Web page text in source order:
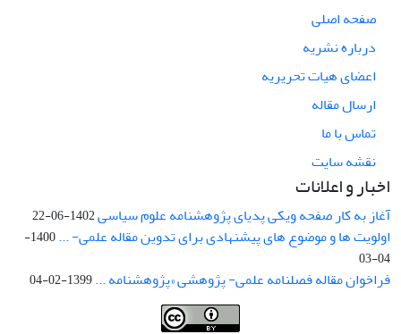
صفحه اصلی
درباره نشریه
اعضای هیات تحریریه
ارسال مقاله
تماس با ما
نقشه سایت
اخبار و اعلانات
آغاز به کار صفحه ویکی پدیای پژوهشنامه علوم سیاسی1402-06-22
اولویت ها و موضوع های پیشنهادی برای تدوین مقاله علمی- ...
1400-
04-03
فراخوان مقاله فصلنامه علمی- پژوهشی «پژوهشنامه ...1399-02-04